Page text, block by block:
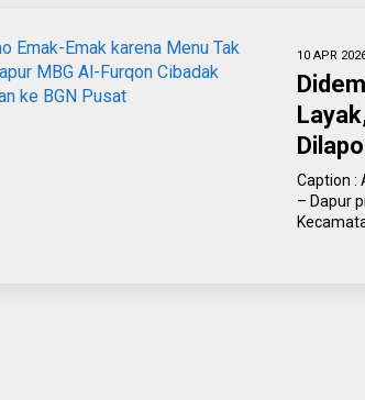
10 APR
Caption :
– Dapur